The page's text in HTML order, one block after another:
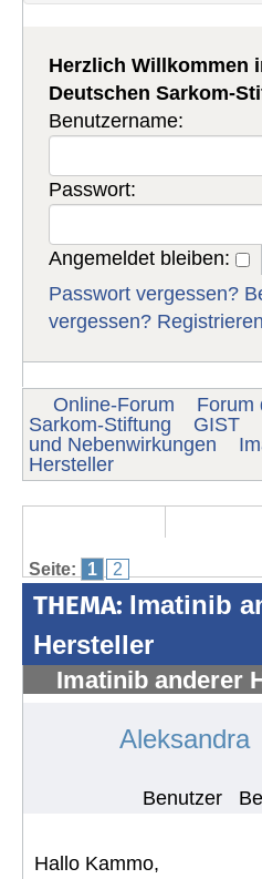
Herzlich Willkommen
Deutschen Sarkom-
Benutzername:
Passwort:
Angemeldet bleiben:
Passwort vergessen?
vergessen? Registrieren
Online-Forum
Forum
Sarkom-Stiftung
GIST
und Nebenwirkungen
Hersteller
Seite: 1 2
THEMA: Imatinib
Hersteller
Imatinib anderer
Aleksandra
Benutzer
Hallo Kammo,